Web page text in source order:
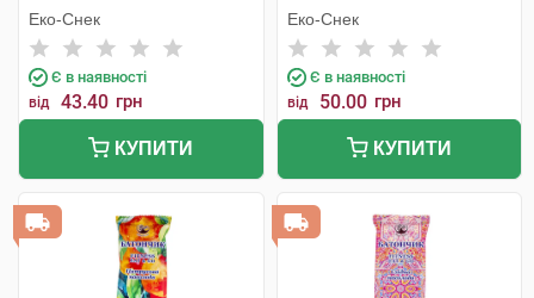
Еко-Снек
Є в наявності
від 43.40 грн
КУПИТИ
Криспи Кіноа 35 г 1 шт
Еко-Снек
Є в наявності
від 50.00 грн
КУПИТИ